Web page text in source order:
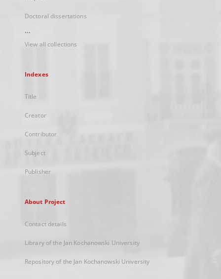
Doctoral dissertations
...
View all collections
Indexes
Title
Creator
Contributor
Subject
Publisher
About Project
Contact details
Library of the Jan Kochanowski University
Repository of the Jan Kochanowski University